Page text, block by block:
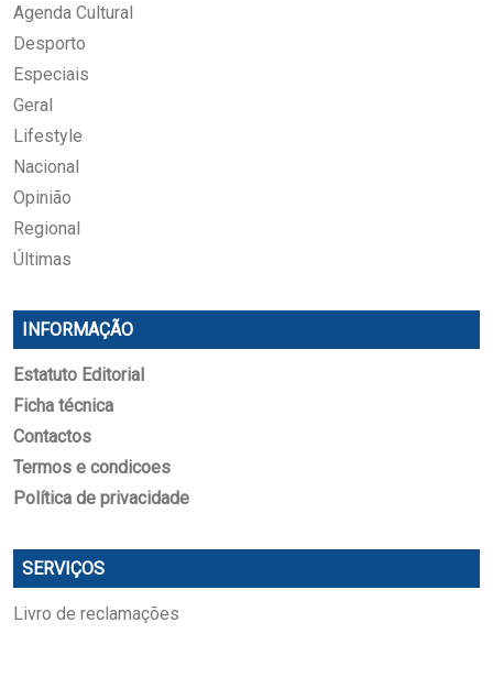
Agenda Cultural
Desporto
Especiais
Geral
Lifestyle
Nacional
Opinião
Regional
Últimas
INFORMAÇÃO
Estatuto Editorial
Ficha técnica
Contactos
Termos e condicoes
Política de privacidade
SERVIÇOS
Livro de reclamações